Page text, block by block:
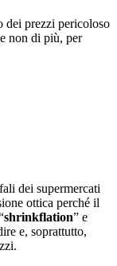
dei prezzi pericoloso
non di più, per
dei supermercati
ottica perché il
shrinkflation” e
e, soprattutto,